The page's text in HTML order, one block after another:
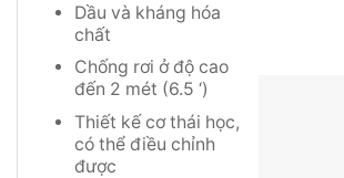
Dầu và kháng hóa
chất
Chống rơi ở độ cao
đến 2 mét (6.5 ‘)
Thiết kế cơ thái học,
có thể điều chỉnh
được